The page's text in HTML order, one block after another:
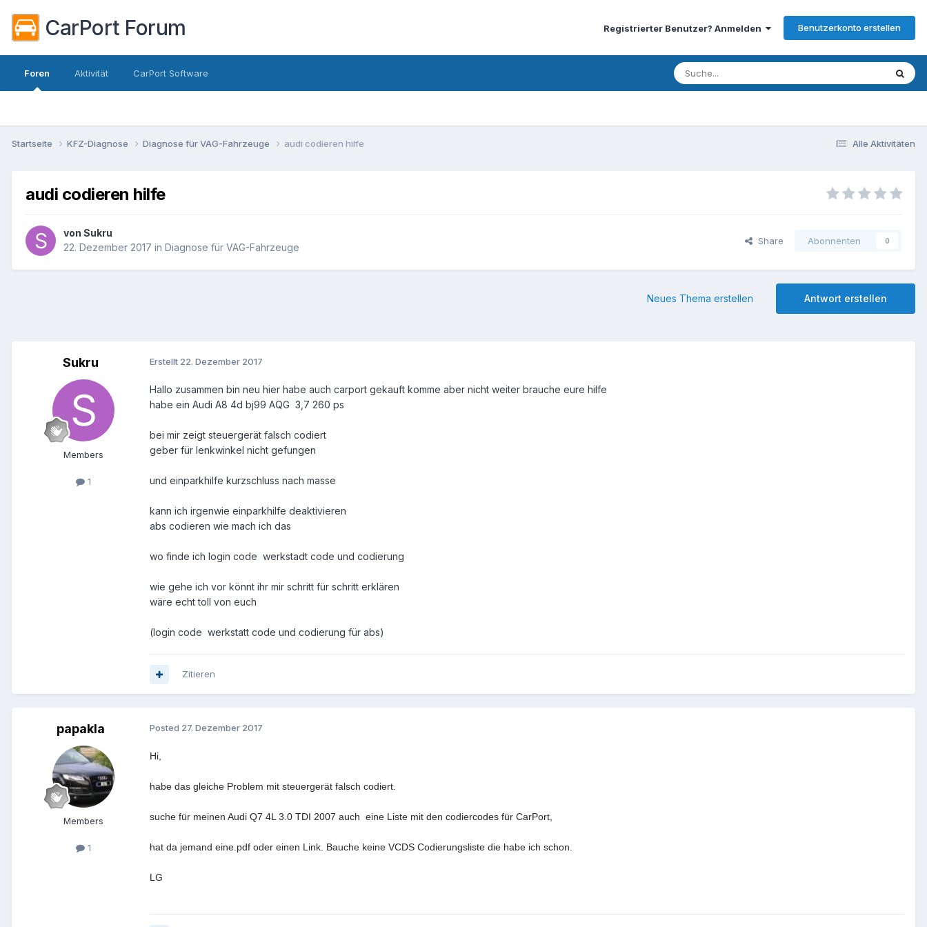
CarPort Forum Registrierter Benutzer? Anmelden Benutzerkonto erstellen
Foren Aktivität CarPort Software
Alle Aktivitäten
Startseite KFZ-Diagnose Diagnose für VAG-Fahrzeuge audi codieren hilfe
audi codieren hilfe
von Sukru
22. Dezember 2017 in Diagnose für VAG-Fahrzeuge
Share Abonnenten 0
Antwort erstellen
Neues Thema erstellen
Sukru
Members
1
Erstellt 22. Dezember 2017
Hallo zusammen bin neu hier habe auch carport gekauft komme aber nicht weiter brauche eure hilfe
habe ein Audi A8 4d bj99 AQG 3,7 260 ps
bei mir zeigt steuergerät falsch codiert
geber für lenkwinkel nicht gefungen
und einparkhilfe kurzschluss nach masse
kann ich irgenwie einparkhilfe deaktivieren
abs codieren wie mach ich das
wo finde ich login code werkstadt code und codierung
wie gehe ich vor könnt ihr mir schritt für schritt erklären
wäre echt toll von euch
(login code werkstatt code und codierung für abs)
Zitieren
papakla
Members
1
Posted 27. Dezember 2017
Hi,
habe das gleiche Problem mit steuergerät falsch codiert.
suche für meinen Audi Q7 4L 3.0 TDI 2007 auch eine Liste mit den codiercodes für CarPort,
hat da jemand eine.pdf oder einen Link. Bauche keine VCDS Codierungsliste die habe ich schon.
LG